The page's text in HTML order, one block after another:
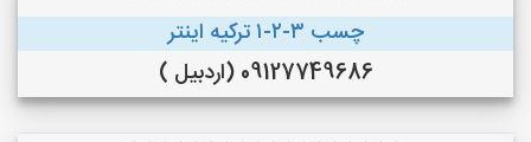
چسب ۳-۲-۱ ترکیه اینتر
09127749686 (اردبیل )